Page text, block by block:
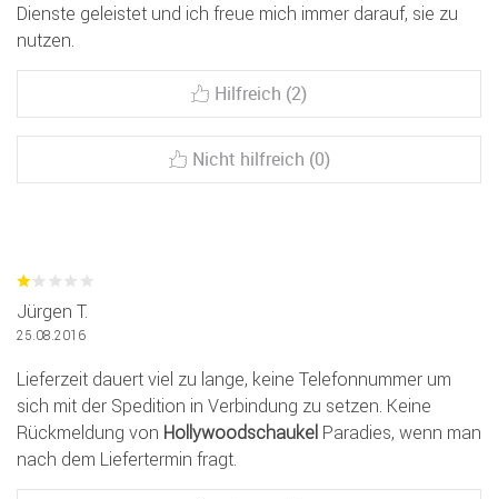
Dienste geleistet und ich freue mich immer darauf, sie zu
nutzen.
Hilfreich (2)
Nicht hilfreich (0)
Jürgen T.
25.08.2016
Lieferzeit dauert viel zu lange, keine Telefonnummer um
sich mit der Spedition in Verbindung zu setzen. Keine
Rückmeldung von Hollywoodschaukel Paradies, wenn man
nach dem Liefertermin fragt.